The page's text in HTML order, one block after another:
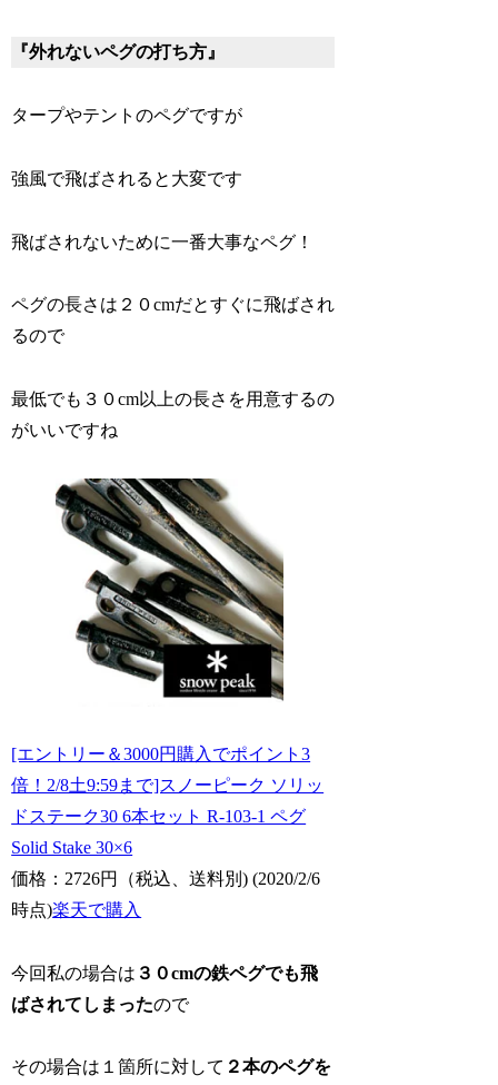
『外れないペグの打ち方』
タープやテントのペグですが
強風で飛ばされると大変です
飛ばされないために一番大事なペグ！
ペグの長さは２０cmだとすぐに飛ばされ
るので
最低でも３０cm以上の長さを用意するの
がいいですね
[エントリー＆3000円購入でポイント3
倍！2/8土9:59まで]スノーピーク ソリッ
ドステーク30 6本セット R-103-1 ペグ
Solid Stake 30×6
価格：2726円（税込、送料別) (2020/2/6
時点)楽天で購入
今回私の場合は ３０cmの鉄ペグでも飛
ばされてしまったので
その場合は１箇所に対して ２本のペグを